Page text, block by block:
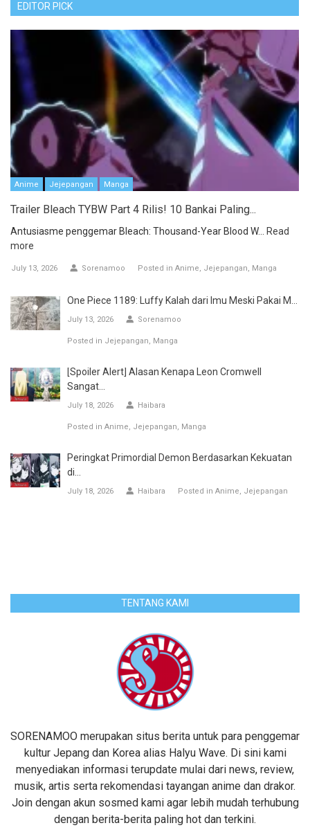
EDITOR PICK
Anime Jejepangan Manga
Trailer Bleach TYBW Part 4 Rilis! 10 Bankai Paling...
Antusiasme penggemar Bleach: Thousand-Year Blood W... Read
more
July 13, 2026 Sorenamoo Posted in Anime Jejepangan Manga
One Piece 1189: Luffy Kalah dari Imu Meski Pakai M...
July 13, 2026 Sorenamoo
Posted in Jejepangan Manga
[Spoiler Alert] Alasan Kenapa Leon Cromwell
Sangat...
July 18, 2026 Haibara
Posted in Anime Jejepangan Manga
Peringkat Primordial Demon Berdasarkan Kekuatan
di...
July 18, 2026 Haibara Posted in Anime Jejepangan
TENTANG KAMI
SORENAMOO merupakan situs berita untuk para penggemar
kultur Jepang dan Korea alias Halyu Wave. Di sini kami
menyediakan informasi terupdate mulai dari news, review,
musik, artis serta rekomendasi tayangan anime dan drakor.
Join dengan akun sosmed kami agar lebih mudah terhubung
dengan berita-berita paling hot dan terkini.